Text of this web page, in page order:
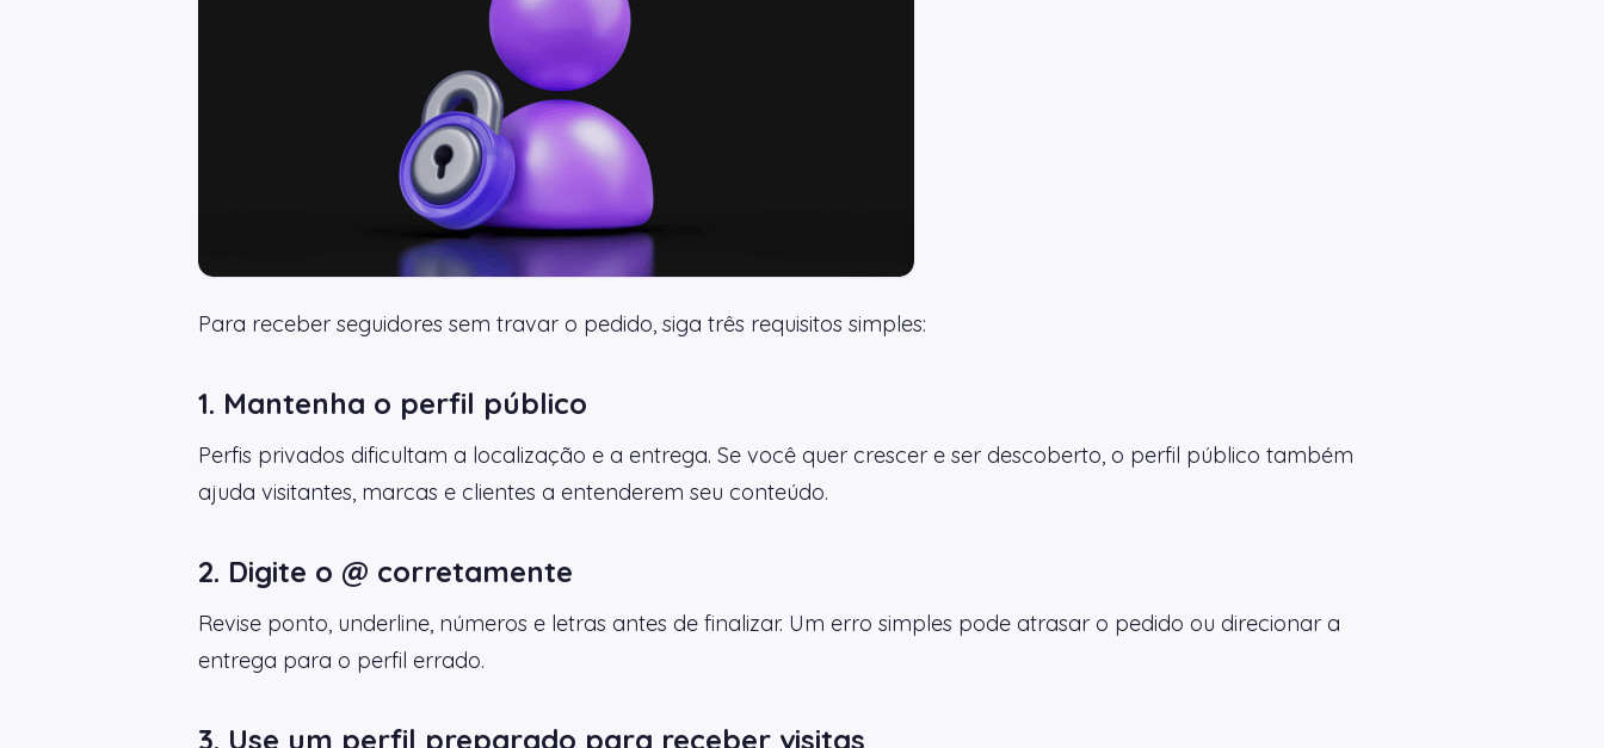
Para receber seguidores sem travar o pedido, siga três requisitos simples:
1. Mantenha o perfil público
Perfis privados dificultam a localização e a entrega. Se você quer crescer e ser descoberto, o perfil público também
ajuda visitantes, marcas e clientes a entenderem seu conteúdo.
2. Digite o @ corretamente
Revise ponto, underline, números e letras antes de finalizar. Um erro simples pode atrasar o pedido ou direcionar a
entrega para o perfil errado.
3. Use um perfil preparado para receber visitas